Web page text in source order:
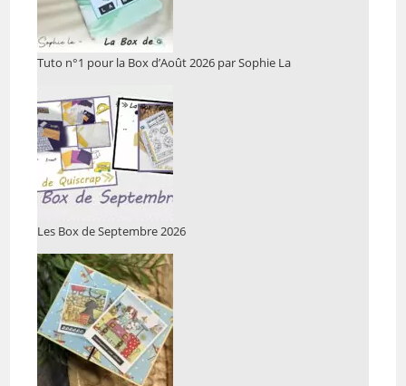
Tuto n°1 pour la Box d’Août 2026 par Sophie La
Les Box de Septembre 2026